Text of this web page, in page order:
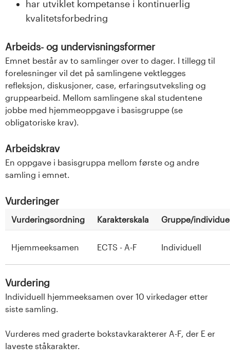
har utviklet kompetanse i kontinuerlig
kvalitetsforbedring
Arbeids- og undervisningsformer
Emnet består av to samlinger over to dager. I tillegg til
forelesninger vil det på samlingene vektlegges
refleksjon, diskusjoner, case, erfaringsutveksling og
gruppearbeid. Mellom samlingene skal studentene
jobbe med hjemmeoppgave i basisgruppe (se
obligatoriske krav).
Arbeidskrav
En oppgave i basisgruppa mellom første og andre
samling i emnet.
Vurderinger
Vurderingsordning Karakterskala Gruppe/
Hjemmeeksamen ECTS - A-F Individuell
Vurdering
Individuell hjemmeeksamen over 10 virkedager etter
siste samling.
Vurderes med graderte bokstavkarakterer A-F, der E er
laveste ståkarakter.